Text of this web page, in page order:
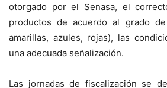
otorgado por el Senasa, el
productos de acuerdo al grado
amarillas, azules, rojas), las
una adecuada señalización.
Las jornadas de fiscalización se